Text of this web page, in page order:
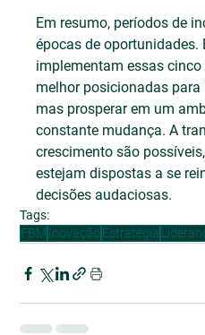
Em resumo, períodos de
épocas de oportunidades.
implementam essas
melhor posicionadas para
mas prosperar em um
constante mudança. A
crescimento são
estejam dispostas a se
decisões audaciosas.
Tags:
FBM Inovação Estratégia